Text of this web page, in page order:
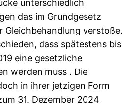
unterschiedlich
das im Grundgesetz
Gleichbehandlung verstoße.
dass spätestens bis
eine gesetzliche
werden muss . Die
in ihrer jetzigen Form
31. Dezember 2024